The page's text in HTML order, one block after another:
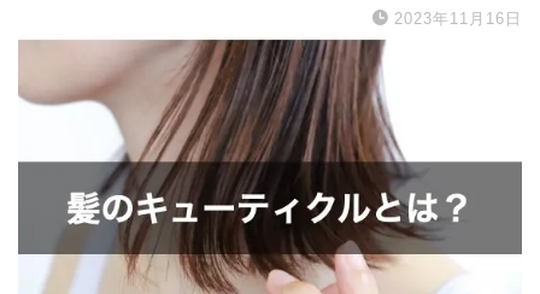
2023年11月16日